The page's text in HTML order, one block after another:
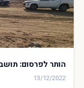
הותר לפרסום:
13/12/2022